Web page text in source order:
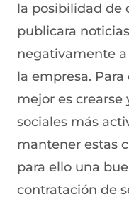
la posibilidad de
publicara
negativamente a
la empresa.
mejor es crearse
sociales más
mantener estas
para ello una
contratación de